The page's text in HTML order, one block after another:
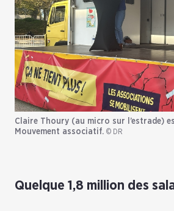
Claire Thoury (au micro sur l’estrade)
Mouvement associatif. © DR
Quelque 1,8 million des